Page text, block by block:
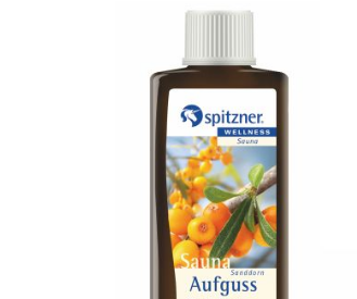
Bildergalerie überspringen